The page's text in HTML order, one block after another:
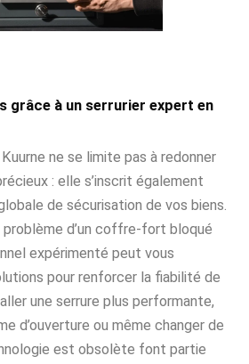
grâce à un serrurier expert en
ne se limite pas à redonner
: elle s’inscrit également
de sécurisation de vos biens.
problème d’un coffre-fort bloqué
expérimenté peut vous
pour renforcer la fiabilité de
une serrure plus performante,
d’ouverture ou même changer de
est obsolète font partie